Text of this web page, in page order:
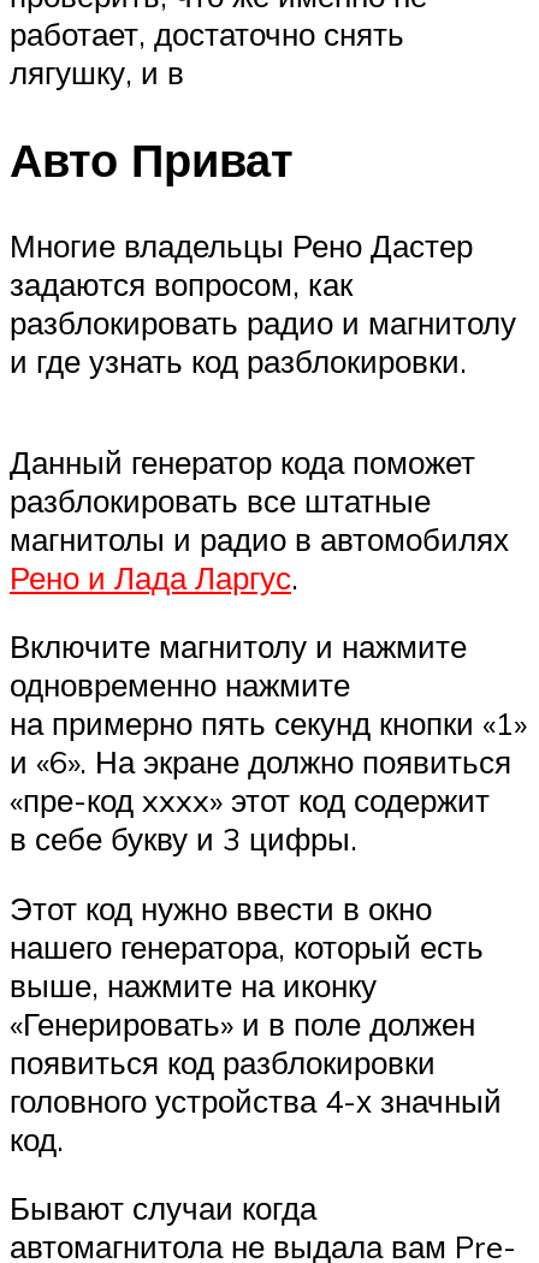
работает, достаточно снять
лягушку, и в
Авто Приват
Многие владельцы Рено Дастер
задаются вопросом, как
разблокировать радио и магнитолу
и где узнать код разблокировки.
Данный генератор кода поможет
разблокировать все штатные
магнитолы и радио в автомобилях
Рено и Лада Ларгус.
Включите магнитолу и нажмите
одновременно нажмите
на примерно пять секунд кнопки «1»
и «6». На экране должно появиться
«пре-код xxxx» этот код содержит
в себе букву и 3 цифры.
Этот код нужно ввести в окно
нашего генератора, который есть
выше, нажмите на иконку
«Генерировать» и в поле должен
появиться код разблокировки
головного устройства 4-х значный
код.
Бывают случаи когда
автомагнитола не выдала вам Pre-